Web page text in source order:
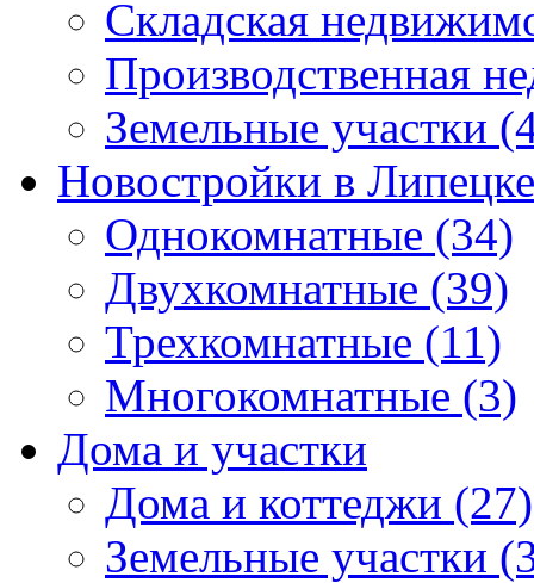
Складская
Производственная
Земельные участки
Новостройки в Липецке
Однокомнатные (34)
Двухкомнатные (39)
Трехкомнатные (11)
Многокомнатные (3)
Дома и участки
Дома и коттеджи (27)
Земельные участки